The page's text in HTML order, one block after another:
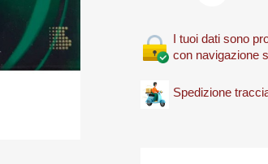
I tuoi dati sono
con navigazione
Spedizione